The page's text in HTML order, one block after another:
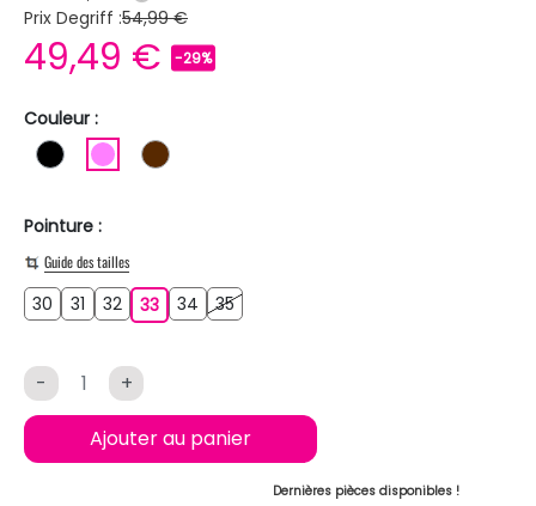
Prix Degriff :54,99 €
49,49 € -29%
Couleur :
NOIR ROSE MARRON
Pointure :
Guide des tailles
30 3031 3232 3333 34 343535
- +
Ajouter au panier
Dernières pièces disponibles !